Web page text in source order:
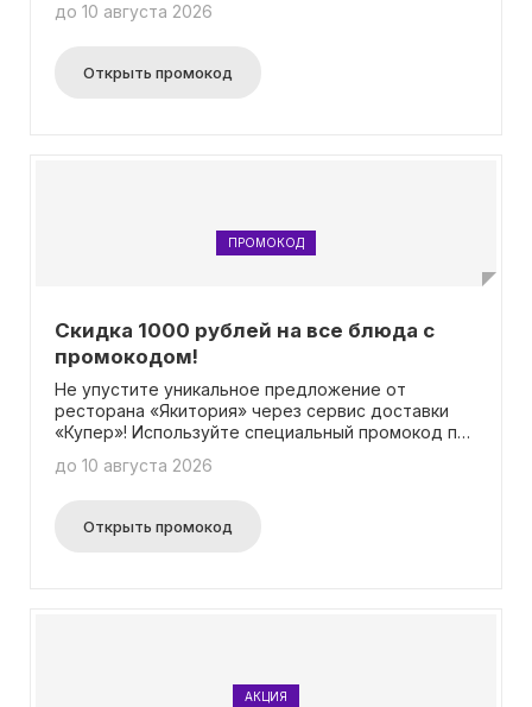
сумму свыше 1490 рублей и получите приятную
с доставкой.
до 10 августа 2026
Открыть промокод
ПРОМОКОД
Скидка 1000 рублей на все блюда с
промокодом!
Не упустите уникальное предложение от
ресторана «Якитория» через сервис доставки
«Купер»! Используйте специальный промокод при
и получите прекрасную скидку в 1000 рублей!
только для тех, кто впервые заказывает через
приложение.
до 10 августа 2026
Открыть промокод
АКЦИЯ